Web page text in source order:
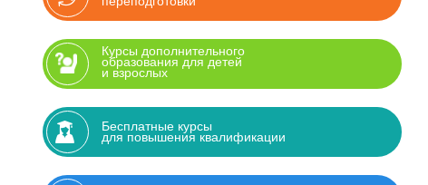
Курсы дополнительного
образования для детей
и взрослых
Бесплатные курсы
для повышения квалификации